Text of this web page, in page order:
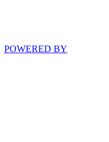
POWERED BY